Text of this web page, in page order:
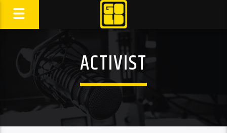
ACTIVIST